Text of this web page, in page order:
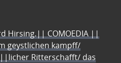
Hirsing.|| COMOEDIA ||
geystlichen kampff/
Ritterschafft/ das